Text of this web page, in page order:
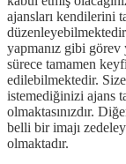
ajansları kendilerini
yapmanız gibi görev
sürece tamamen
edilebilmektedir.
istemediğinizi ajans
olmaktasınızdır.
belli bir imajı
olmaktadır.